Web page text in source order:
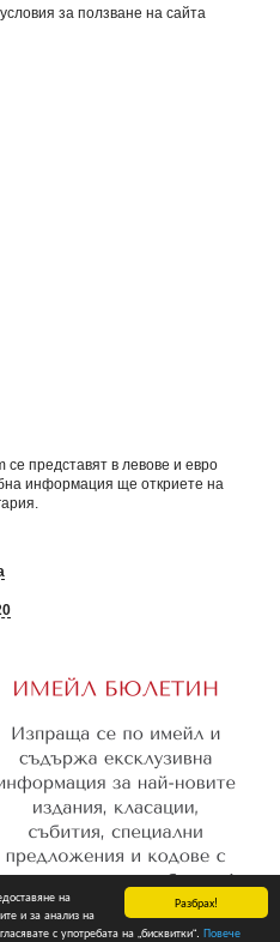
Разбрах!
на
и за анализ на
с употребата на „бисквитки“. Повече
за ползване на сайта
представят в левове и евро
информация ще откриете на